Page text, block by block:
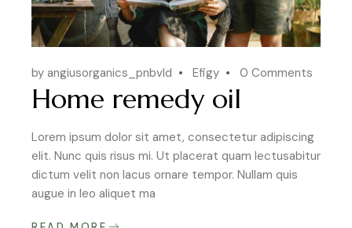
by angiusorganics_pnbvld Efigy 0 Comments
Home remedy oil
Lorem ipsum dolor sit amet, consectetur adipiscing
elit. Nunc quis risus mi. Ut placerat quam lectusabitur
dictum velit non lacus ornare tempor. Nullam quis
augue in leo aliquet ma